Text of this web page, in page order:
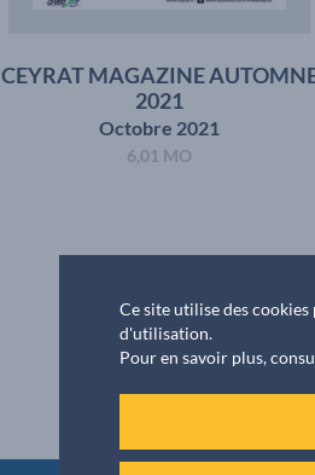
CEYRAT MAGAZINE
2021
Octobre 2021
6,01 MO
Ce site utilise des
d'utilisation.
Pour en savoir plus,